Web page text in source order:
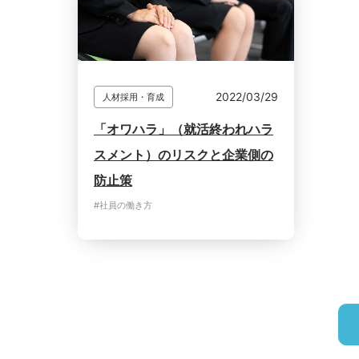
人材採用・育成 2022/03/29
「オワハラ」（就活終われハラ
スメント）のリスクと企業側の
防止策
#社員の働き方